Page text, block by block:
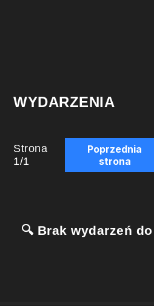
WYDARZENIA
Strona
1/1
Poprzednia
strona
🔍 Brak wydarzeń